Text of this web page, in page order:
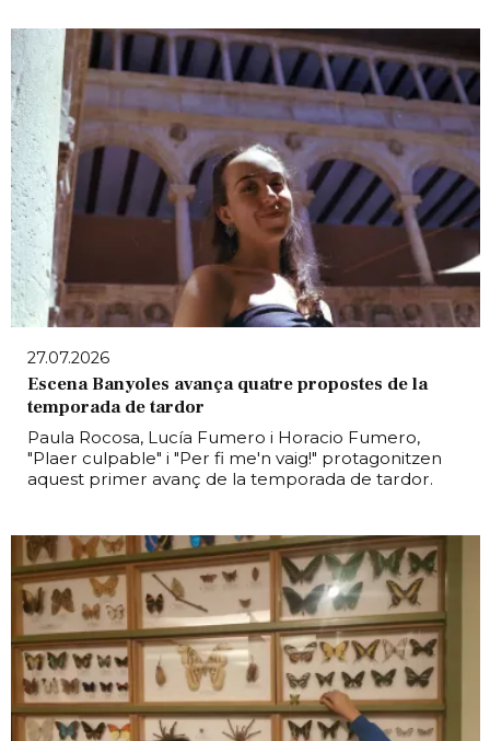
27.07.2026
Escena Banyoles avança quatre propostes de la
temporada de tardor
Paula Rocosa, Lucía Fumero i Horacio Fumero,
"Plaer culpable" i "Per fi me'n vaig!" protagonitzen
aquest primer avanç de la temporada de tardor.